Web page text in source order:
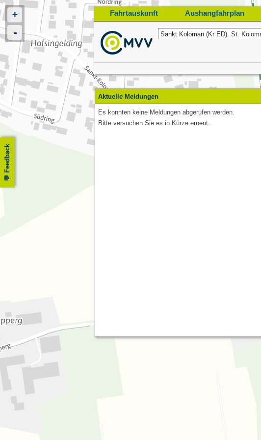
+
-
Fahrtauskunft Aushangfahrplan
Start
Feedback
Aktuelle Meldungen
Es konnten keine Meldungen abgerufen werden.
Bitte versuchen Sie es in Kürze erneut.